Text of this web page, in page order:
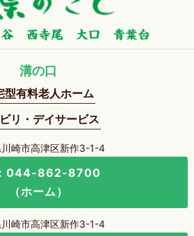
溝の口
型有料老人ホーム
リ・デイサービス
川崎市高津区新作3-1-4
044-862-8700
（ホーム）
川崎市高津区新作3-1-4